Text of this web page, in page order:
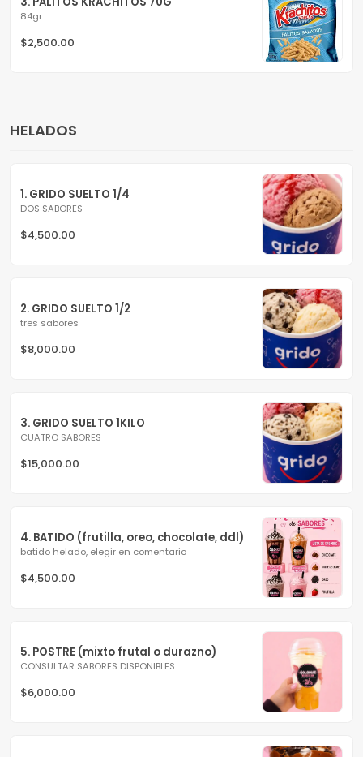
84gr
$2,500.00
HELADOS
1. GRIDO SUELTO 1/4
DOS SABORES
$4,500.00
2. GRIDO SUELTO 1/2
tres sabores
$8,000.00
3. GRIDO SUELTO 1KILO
CUATRO SABORES
$15,000.00
4. BATIDO (frutilla, oreo, chocolate, ddl)
batido helado, elegir en comentario
$4,500.00
5. POSTRE (mixto frutal o durazno)
CONSULTAR SABORES DISPONIBLES
$6,000.00